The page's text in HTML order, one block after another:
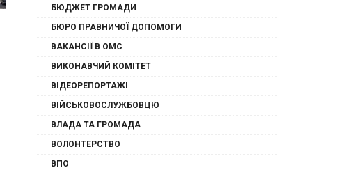
БЮДЖЕТ ГРОМАДИ
БЮРО ПРАВНИЧОЇ ДОПОМОГИ
ВАКАНСІЇ В ОМС
ВИКОНАВЧИЙ КОМІТЕТ
ВІДЕОРЕПОРТАЖІ
ВІЙСЬКОВОСЛУЖБОВЦЮ
ВЛАДА ТА ГРОМАДА
ВОЛОНТЕРСТВО
ВПО